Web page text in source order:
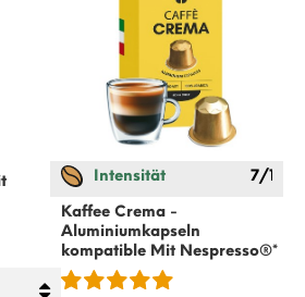
Intensität
7/12
Kaffee Crema -
Aluminiumkapseln
kompatible Mit Nespresso®*